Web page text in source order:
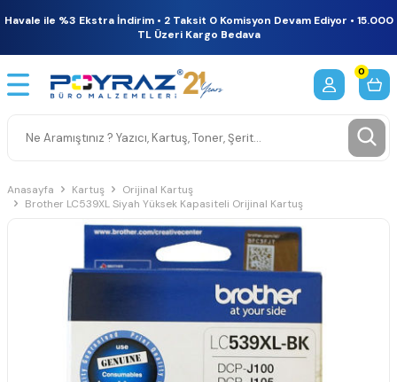
Havale ile %3 Ekstra İndirim • 2 Taksit 0 Komisyon Devam Ediyor • 15.000
TL Üzeri Kargo Bedava
0
Anasayfa Kartuş
Orijinal Kartuş
Brother LC539XL Siyah Yüksek Kapasiteli Orijinal Kartuş